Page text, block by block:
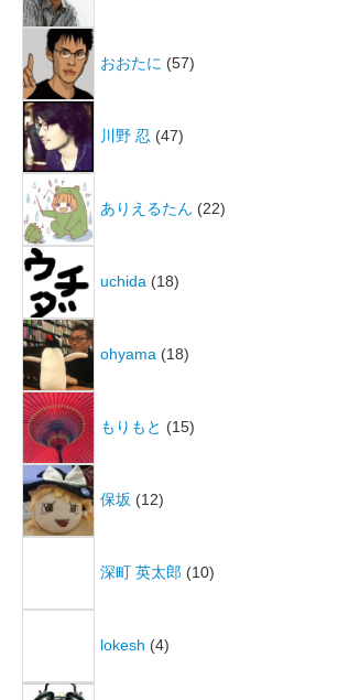
おおたに (57)
川野 忍 (47)
ありえるたん (22)
uchida (18)
ohyama (18)
もりもと (15)
保坂 (12)
深町 英太郎 (10)
lokesh (4)